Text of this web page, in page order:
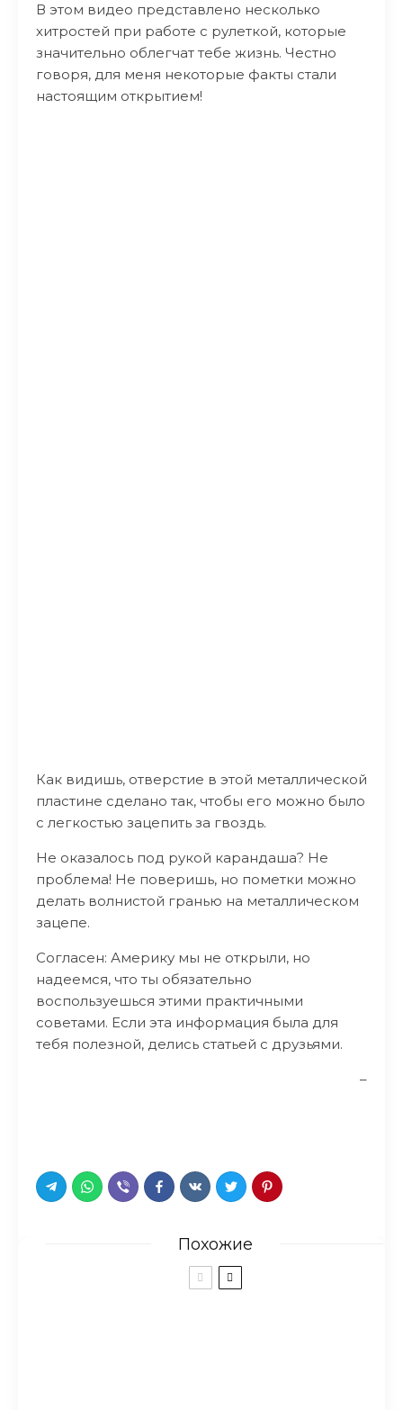
В этом видео представлено несколько
хитростей при работе с рулеткой, которые
значительно облегчат тебе жизнь. Честно
говоря, для меня некоторые факты стали
настоящим открытием!
Как видишь, отверстие в этой металлической
пластине сделано так, чтобы его можно было
с легкостью зацепить за гвоздь.
Не оказалось под рукой карандаша? Не
проблема! Не поверишь, но пометки можно
делать волнистой гранью на металлическом
зацепе.
Согласен: Америку мы не открыли, но
надеемся, что ты обязательно
воспользуешься этими практичными
советами. Если эта информация была для
тебя полезной, делись статьей с друзьями.
–
Похожие